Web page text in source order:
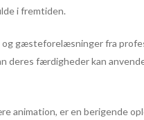
i fremtiden.
gæsteforelæsninger fra
deres færdigheder kan
animation, er en berigende